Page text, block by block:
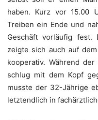
haben. Kurz vor 15.00
Treiben ein Ende und
Geschäft vorläufig
zeigte sich auch auf
kooperativ. Während
schlug mit dem Kopf
musste der 32-Jährige
letztendlich in